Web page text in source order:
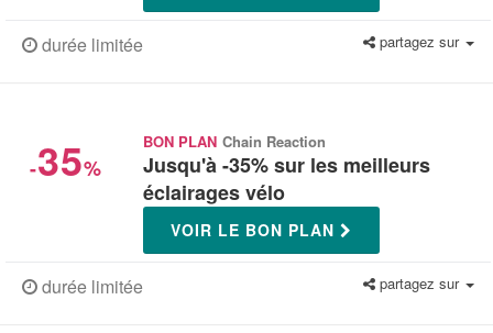
durée limitée partagez sur
-35%
BON PLAN Chain Reaction
Jusqu'à -35% sur les meilleurs
éclairages vélo
VOIR LE BON PLAN
durée limitée partagez sur